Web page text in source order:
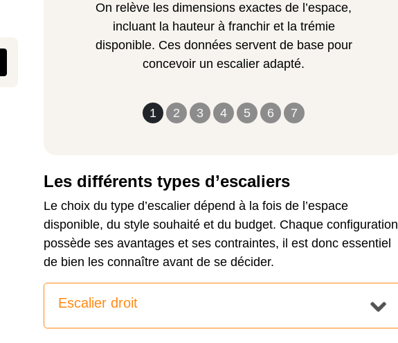
1 2 3 4 5 6 7
On relève les dimensions exactes de l’espace,
incluant la hauteur à franchir et la trémie
disponible. Ces données servent de base pour
concevoir un escalier adapté.
Les différents types d’escaliers
Le choix du type d’escalier dépend à la fois de l’espace
disponible, du style souhaité et du budget. Chaque configuration
possède ses avantages et ses contraintes, il est donc essentiel
de bien les connaître avant de se décider.
Escalier droit